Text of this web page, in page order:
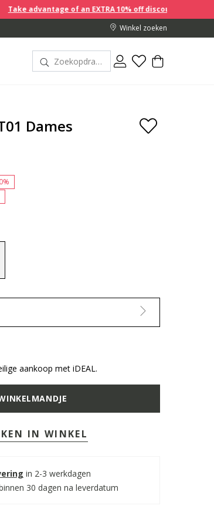
of an EXTRA 10% off discount prices when you
Winkel zoeken
Dames
aankoop met iDEAL.
IN WINKEL
in 2-3 werkdagen
30 dagen na leverdatum